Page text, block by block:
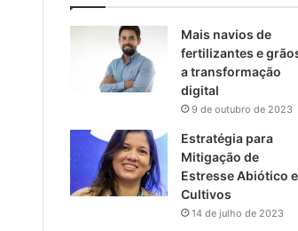
Mais navios de
fertilizantes e
a transformação
digital
9 de outubro de 2023
Estratégia para
Mitigação de
Estresse Abiótico
Cultivos
14 de julho de 2023